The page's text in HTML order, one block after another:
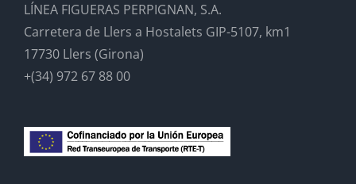
LÍNEA FIGUERAS PERPIGNAN, S.A.
Carretera de Llers a Hostalets GIP-5107, km1
17730 Llers (Girona)
+(34) 972 67 88 00